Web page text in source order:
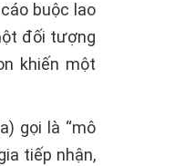
buộc lao
đối tượng
khiến một
gọi là “mô
tiếp nhận,